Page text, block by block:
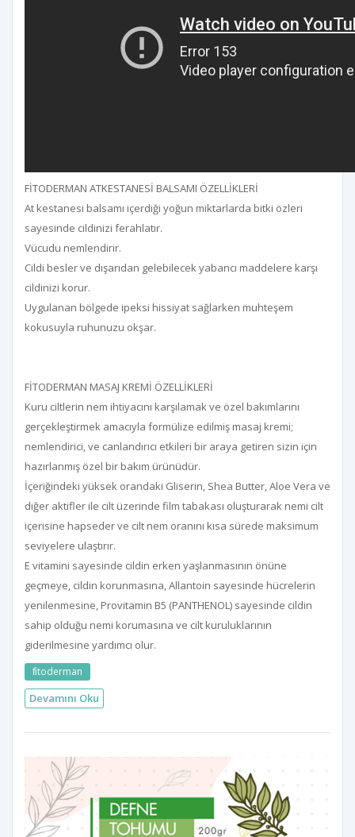
FİTODERMAN ATKESTANESİ BALSAMI ÖZELLİKLERİ
At kestanesi balsamı içerdiği yoğun miktarlarda bitki özleri
sayesinde cildinizi ferahlatır.
Vücudu nemlendirir.
Cildi besler ve dışarıdan gelebilecek yabancı maddelere karşı
cildinizi korur.
Uygulanan bölgede ipeksi hissiyat sağlarken muhteşem
kokusuyla ruhunuzu okşar.
FİTODERMAN MASAJ KREMİ ÖZELLİKLERİ
Kuru ciltlerin nem ihtiyacını karşılamak ve özel bakımlarını
gerçekleştirmek amacıyla formülize edilmiş masaj kremi;
nemlendirici, ve canlandırıcı etkileri bir araya getiren sizin için
hazırlanmış özel bir bakım ürünüdür.
İçeriğindeki yüksek orandaki Gliserin, Shea Butter, Aloe Vera ve
diğer aktifler ile cilt üzerinde film tabakası oluşturarak nemi cilt
içerisine hapseder ve cilt nem oranını kısa sürede maksimum
seviyelere ulaştırır.
E vitamini sayesinde cildin erken yaşlanmasının önüne
geçmeye, cildin korunmasına, Allantoin sayesinde hücrelerin
yenilenmesine, Provitamin B5 (PANTHENOL) sayesinde cildin
sahip olduğu nemi korumasına ve cilt kuruluklarının
giderilmesine yardımcı olur.
fi̇toderman
Devamını Oku